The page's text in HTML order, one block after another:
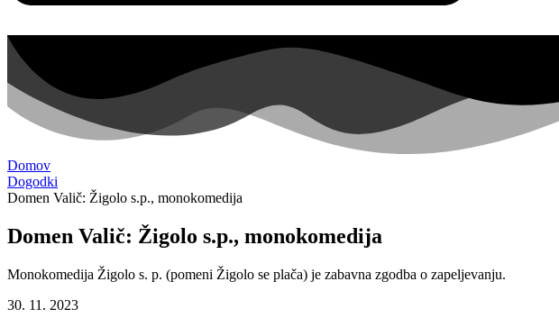
Domov
Dogodki
Domen Valič: Žigolo s.p., monokomedija
Domen Valič: Žigolo s.p., monokomedija
Monokomedija Žigolo s. p. (pomeni Žigolo se plača) je zabavna zgodba o zapeljevanju.
30. 11. 2023